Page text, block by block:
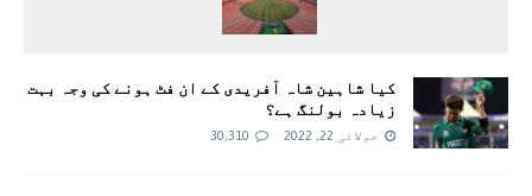
کیا شاہین شاہ آفریدی کے ان فٹ ہونے کی وجہ بہت
زیادہ بولنگ ہے؟
جولائی 22, 2022 30,310